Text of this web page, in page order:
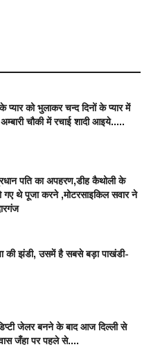
प्यार को भुलाकर चन्द दिनों के प्यार में
चौकी में रचाई शादी आइये.....
पति का अपहरण,डीह कैथोली के
गए थे पूजा करने ,मोटरसाइकिल सवार ने
की झंडी, उसमें है सबसे बड़ा पाखंडी-
डिप्टी जेलर बनने के बाद आज दिल्ली से
जँहा पर पहले से....